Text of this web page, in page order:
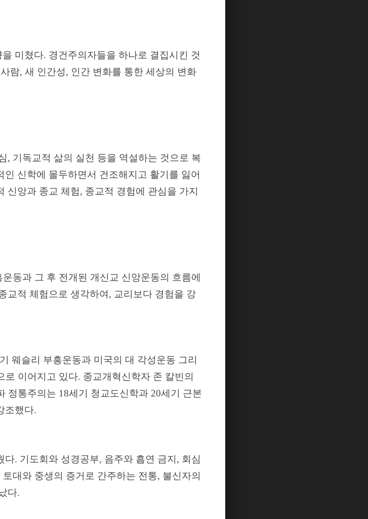
미쳤다. 경건주의자들을 하나로 결집시킨 것
람, 새 인간성, 인간 변화를 통한 세상의 변화
, 기독교적 삶의 실천 등을 역설하는 것으로 복
인 신학에 몰두하면서 건조해지고 활기를 잃어
신앙과 종교 체험, 종교적 경험에 관심을 가지
동과 그 후 전개된 개신교 신앙운동의 흐름에
교적 체험으로 생각하여 , 교리보다 경험을 강
웨슬리 부흥운동과 미국의 대 각성운동 그리
로 이어지고 있다. 종교개혁신학자 존 칼빈의
정통주의는 18세기 청교도신학과 20세기 근본
조했다.
다. 기도회와 성경공부, 음주와 흡연 금지 , 회심
대와 중생의 증거로 간주하는 전통, 불신자의
다.